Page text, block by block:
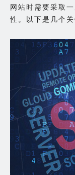
网站时需要采取
性。以下是几个